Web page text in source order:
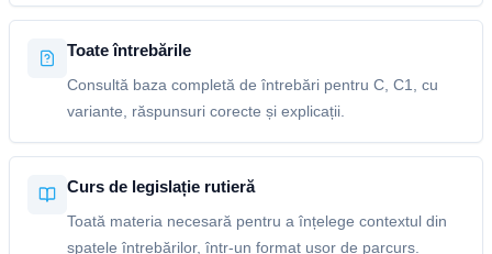
Toate întrebările
Consultă baza completă de întrebări pentru C, C1, cu
variante, răspunsuri corecte și explicații.
Curs de legislație rutieră
Toată materia necesară pentru a înțelege contextul din
spatele întrebărilor, într-un format ușor de parcurs.